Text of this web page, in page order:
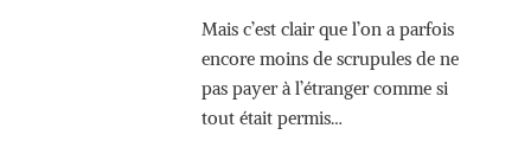
Mais c’est clair que l’on a parfois
encore moins de scrupules de ne
pas payer à l’étranger comme si
tout était permis…